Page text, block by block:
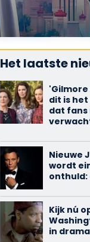
Het laatste
dit is
dat fans
Nieuwe
wordt
onthuld:
Kijk nú
in